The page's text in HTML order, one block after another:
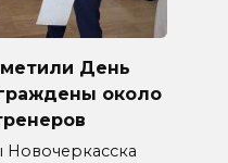
День
около